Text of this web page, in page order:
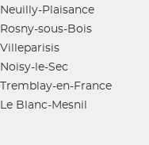
Neuilly-Plaisance
Rosny-sous-Bois
Villeparisis
Noisy-le-Sec
Tremblay-en-France
Le Blanc-Mesnil